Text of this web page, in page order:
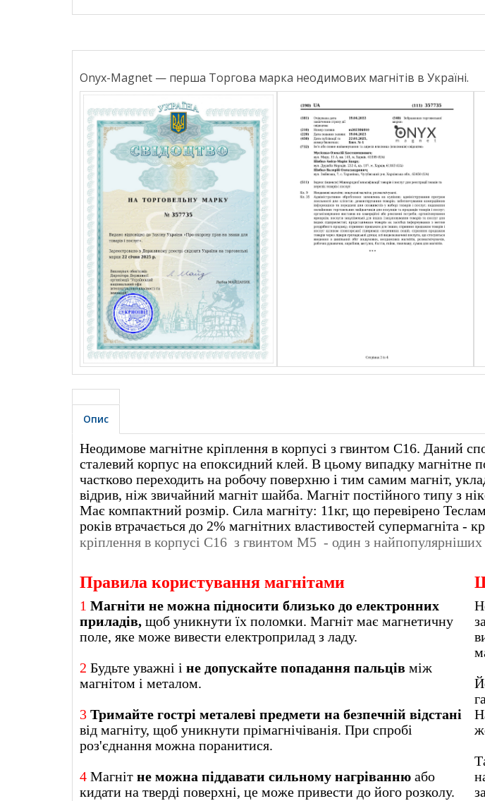
Onyx-Magnet — перша Торгова марка неодимових магнітів в Україні.
Опис
Неодимове магнітне кріплення в корпусі з гвинтом С16. Даний
сталевий корпус на епоксидний клей. В цьому випадку магнітне
частково переходить на робочу поверхню і тим самим магніт,
відрив, ніж звичайний магніт шайба. Магніт постійного типу з
Має компактний розмір. Сила магніту: 11кг, що перевірено
років втрачається до 2% магнітних властивостей супермагніта -
кріплення в корпусі С16 з гвинтом М5 - один з найпопулярніших
Правила користування магнітами
1 Магніти не можна підносити близько до електронних
приладів, щоб уникнути їх поломки. Магніт має магнетичну
поле, яке може вивести електроприлад з ладу.
2 Будьте уважні і не допускайте попадання пальців між
магнітом і металом.
3 Тримайте гострі металеві предмети на безпечній відстані
від магніту, щоб уникнути прімагнічіванія. При спробі
роз'єднання можна поранитися.
4 Магніт не можна піддавати сильному нагріванню або
кидати на тверді поверхні, це може привести до його розколу.